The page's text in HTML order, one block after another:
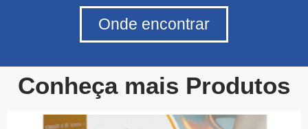
Onde encontrar
Conheça mais Produtos